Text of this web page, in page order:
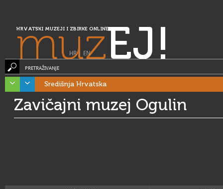
HRVATSKI MUZEJI I ZBIRKE ONLINE
muzEJ!
HR| EN
PRETRAŽIVANJE
Središnja Hrvatska
Zavičajni muzej Ogulin